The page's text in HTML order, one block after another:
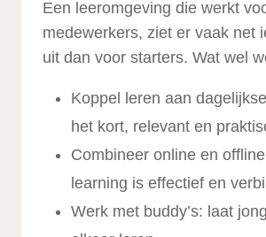
Een leeromgeving die werkt
medewerkers, ziet er vaak net
uit dan voor starters. Wat wel
Koppel leren aan
het kort, relevant en
Combineer online en
learning is effectief en
Werk met buddy’s: laat